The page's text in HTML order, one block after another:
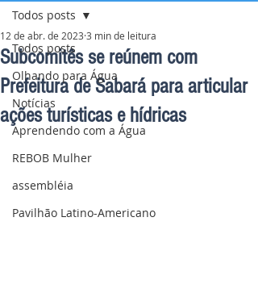
Todos posts
Olhando para Água
Notícias
Aprendendo com a Água
REBOB Mulher
assembléia
Pavilhão Latino-Americano
Todos posts
Subcomitês se reúnem com
Prefeitura de Sabará para articular
ações turísticas e hídricas
12 de abr. de 2023 3 min de leitura